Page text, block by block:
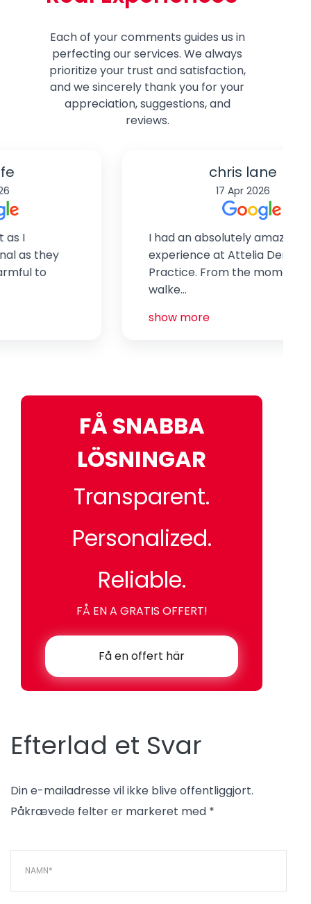
Each of your comments guides us in
perfecting our services. We always
prioritize your trust and satisfaction,
and we sincerely thank you for your
appreciation, suggestions, and
reviews.
I had an absolutely amazing
experience at Attelia Dental
Practice. From the moment I
FÅ SNABBA
LÖSNINGAR
Transparent.
Personalized.
Reliable.
FÅ EN A GRATIS OFFERT!
Få en offert här
Efterlad et Svar
Din e-mailadresse vil ikke blive offentliggjort.
Påkrævede felter er markeret med *